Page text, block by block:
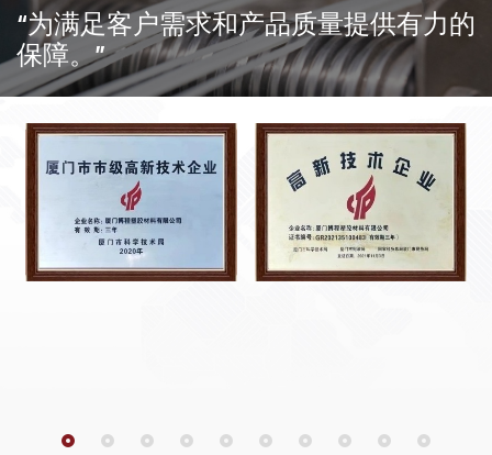
“为满足客户需求和产品质量提供有力的
保障。”